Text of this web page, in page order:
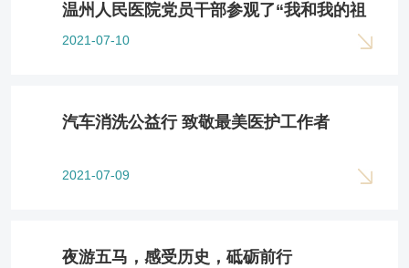
温州人民医院党员干部参观了“我和我的祖
国——中国科学家精神主题巡展”
2021-07-10
汽车消洗公益行 致敬最美医护工作者
2021-07-09
夜游五马，感受历史，砥砺前行